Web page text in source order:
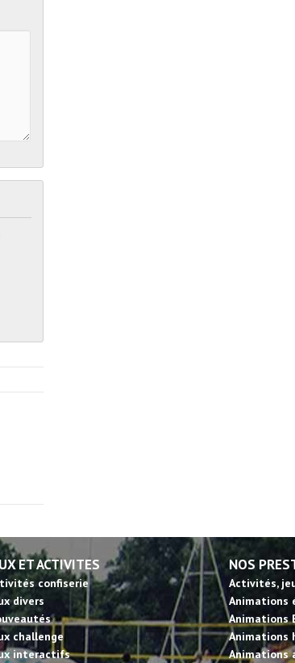
ET ACTIVITES
confiserie
divers
challenge
interactifs
NOS
Activités,
Animations
Animations
Animations
Animations